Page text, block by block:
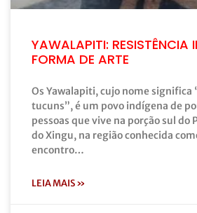
YAWALAPITI: RESISTÊNCIA
FORMA DE ARTE
Os Yawalapiti, cujo nome significa
tucuns”, é um povo indígena de
pessoas que vive na porção sul do
do Xingu, na região conhecida
encontro…
LEIA MAIS »